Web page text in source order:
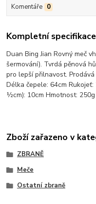
Komentáře 0
Kompletní specifikace
Duan Bing Jian Rovný meč
šermování). Tvrdá pěnová
pro lepší přilnavost.
Délka čepele: 64cm
½cm): 10cm Hmotnost: 250g
Zboží zařazeno v
ZBRANĚ
Meče
Ostatní zbraně